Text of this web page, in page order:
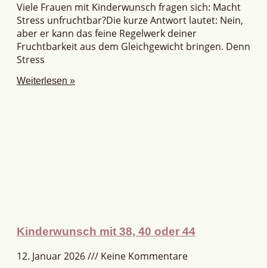
Viele Frauen mit Kinderwunsch fragen sich: Macht
Stress unfruchtbar?Die kurze Antwort lautet: Nein,
aber er kann das feine Regelwerk deiner
Fruchtbarkeit aus dem Gleichgewicht bringen. Denn
Stress
Weiterlesen »
Kinderwunsch mit 38, 40 oder 44
12. Januar 2026 Keine Kommentare